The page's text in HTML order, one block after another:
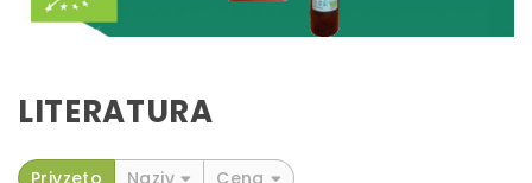
LITERATURA